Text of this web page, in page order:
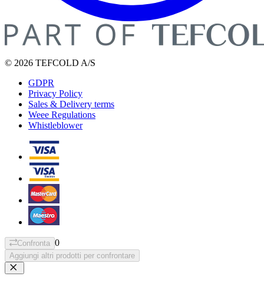
© 2026 TEFCOLD A/S
GDPR
Privacy Policy
Sales & Delivery terms
Weee Regulations
Whistleblower
Confronta 0
Aggiungi altri prodotti per confrontare